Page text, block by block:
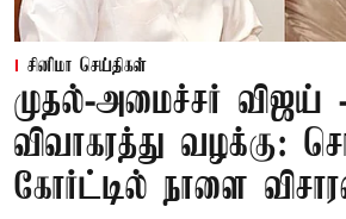
சினிமா செய்திகள்
முதல்-அமைச்சர் விஜய்
விவாகரத்து வழக்கு:
கோர்ட்டில் நாளை